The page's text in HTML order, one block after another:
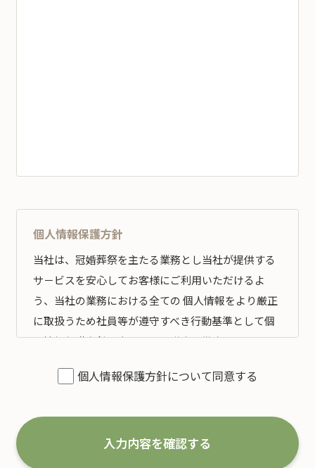
個人情報保護方針
当社は、冠婚葬祭を主たる業務とし当社が提供する
サ－ビスを安心してお客様にご利用いただけるよ
う、当社の業務における全ての 個人情報をより厳正
に取扱うため社員等が遵守すべき行動基準として個
人情報保護方針を定め、その遵守の徹底を図りま
個人情報保護方針について同意する
入力内容を確認する